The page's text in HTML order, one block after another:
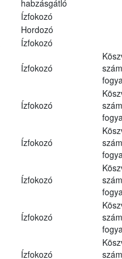
habzásgátló
Ízfokozó
Hordozó
Ízfokozó
Ízfokozó
Ízfokozó
Ízfokozó
Ízfokozó
Ízfokozó
Ízfokozó